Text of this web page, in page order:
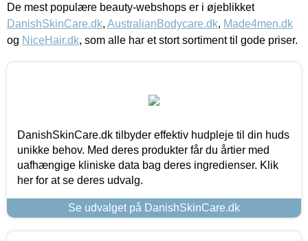
De mest populære beauty-webshops er i øjeblikket
DanishSkinCare.dk, AustralianBodycare.dk, Made4men.dk
og NiceHair.dk, som alle har et stort sortiment til gode priser.
DanishSkinCare.dk tilbyder effektiv hudpleje til din huds
unikke behov. Med deres produkter får du årtier med
uafhængige kliniske data bag deres ingredienser. Klik
her for at se deres udvalg.
Se udvalget på DanishSkinCare.dk